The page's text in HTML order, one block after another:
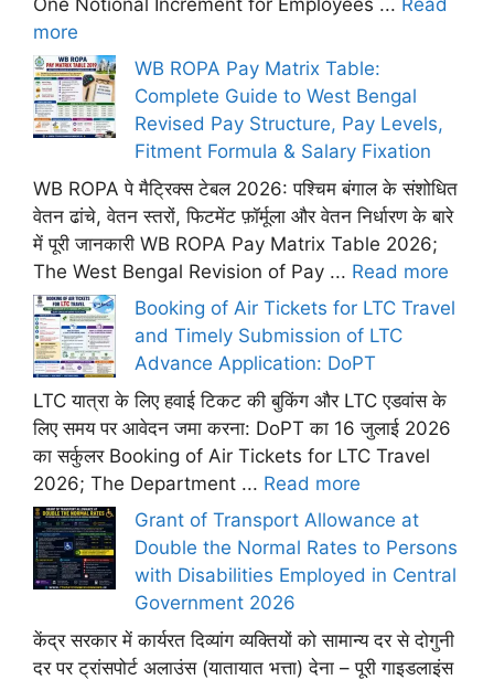
more
WB ROPA Pay Matrix Table:
Complete Guide to West Bengal
Revised Pay Structure, Pay Levels,
Fitment Formula & Salary Fixation
WB ROPA पे मैट्रिक्स टेबल 2026: पश्चिम बंगाल के संशोधित
वेतन ढांचे, वेतन स्तरों, फिटमेंट फ़ॉर्मूला और वेतन निर्धारण के बारे
में पूरी जानकारी WB ROPA Pay Matrix Table 2026;
The West Bengal Revision of Pay ... Read more
Booking of Air Tickets for LTC Travel
and Timely Submission of LTC
Advance Application: DoPT
LTC यात्रा के लिए हवाई टिकट की बुकिंग और LTC एडवांस के
लिए समय पर आवेदन जमा करना: DoPT का 16 जुलाई 2026
का सर्कुलर Booking of Air Tickets for LTC Travel
2026; The Department ... Read more
Grant of Transport Allowance at
Double the Normal Rates to Persons
with Disabilities Employed in Central
Government 2026
केंद्र सरकार में कार्यरत दिव्यांग व्यक्तियों को सामान्य दर से दोगुनी
दर पर ट्रांसपोर्ट अलाउंस (यातायात भत्ता) देना – पूरी गाइडलाइंस